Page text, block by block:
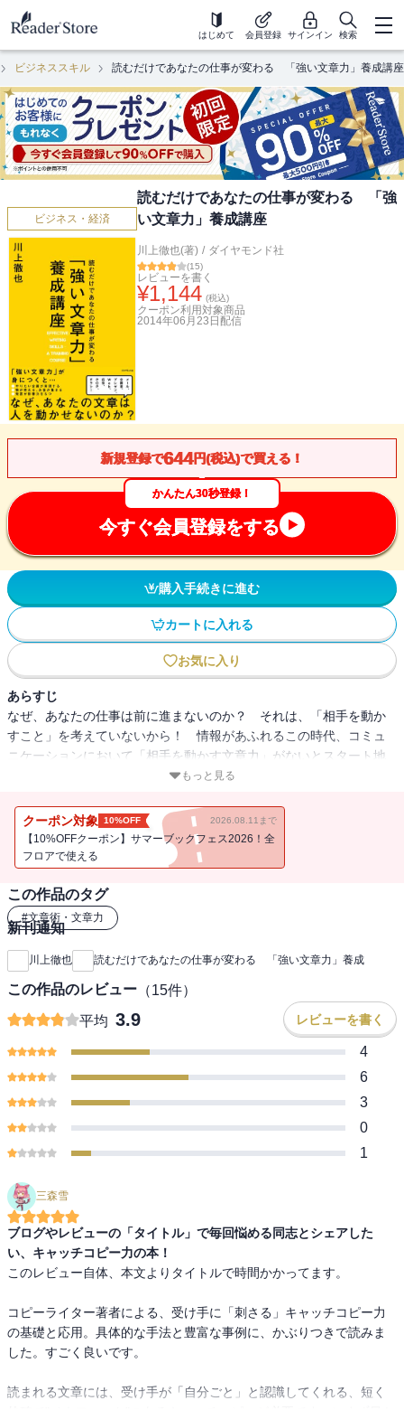
はじめて 会員登録 サインイン 検索
ビジネススキル 読むだけであなたの仕事が変わる 「強い文章力」養成講座
ビジネス・経済
読むだけであなたの仕事が変わる 「強
い文章力」養成講座
川上徹也(著) / ダイヤモンド社
(15)
レビューを書く
¥1,144 (税込)
クーポン利用対象商品
2014年06月23日 配信
新規登録で644円(税込)で買える！
かんたん30秒登録！
今すぐ会員登録をする
購入手続きに進む
カートに入れる
お気に入り
あらすじ
なぜ、あなたの仕事は前に進まないのか？ それは、「相手を動か
すこと」を考えていないから！ 情報があふれるこの時代、コミュ
ニケーションにおいて「相手を動かす文章力」がないとスタート地
点にも立てないのだ。ビジネスマンなら持っておかないとヤバい、
もっと見る
クーポン対象 10%OFF 2026.08.11まで
【10%OFFクーポン】サマーブックフェス2026！全
フロアで使える
この作品のタグ
#文章術・文章力
新刊通知
川上徹也 読むだけであなたの仕事が変わる 「強い文章力」養成
この作品のレビュー （15件）
平均 3.9 レビューを書く
4
6
3
0
1
三森雪
ブログやレビューの「タイトル」で毎回悩める同志とシェアした
い、キャッチコピー力の本！
このレビュー自体、本文よりタイトルで時間かかってます。
コピーライター著者による、受け手に「刺さる」キャッチコピー力
の基礎と応用。具体的な手法と豊富な事例に、かぶりつきで読みま
した。すごく良いです。
読まれる文章には、受け手が「自分ごと」と認識してくれる、短く